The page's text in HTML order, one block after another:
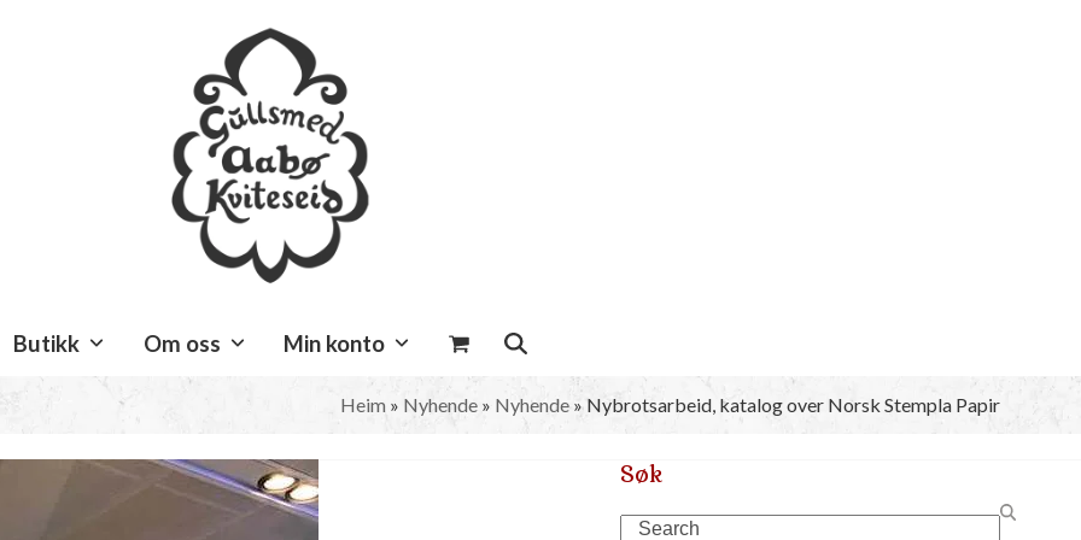
Butikk Om oss Min konto
Heim » Nyhende» Nyhende» Nybrotsarbeid, katalog over Norsk Stempla Papir
Søk
Search